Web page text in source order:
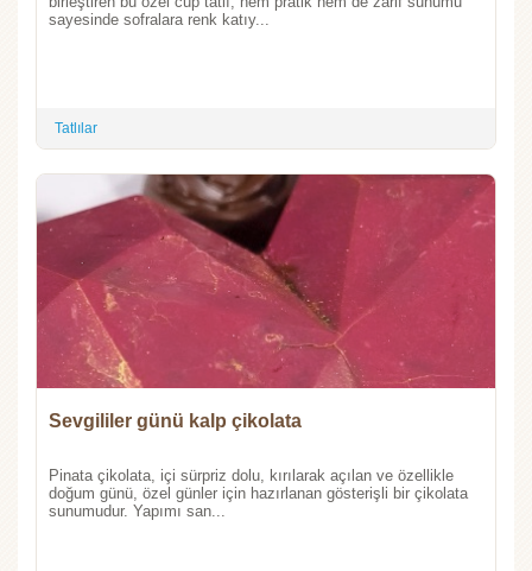
sayesinde sofralara renk katıy...
Tatlılar
Sevgililer günü kalp çikolata
Pinata çikolata, içi sürpriz dolu, kırılarak açılan ve özellikle
doğum günü, özel günler için hazırlanan gösterişli bir çikolata
sunumudur. Yapımı san...